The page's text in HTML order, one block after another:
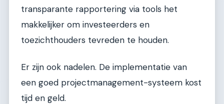
transparante rapportering via tools het
makkelijker om investeerders en
toezichthouders tevreden te houden.
Er zijn ook nadelen. De implementatie van
een goed projectmanagement-systeem kost
tijd en geld.